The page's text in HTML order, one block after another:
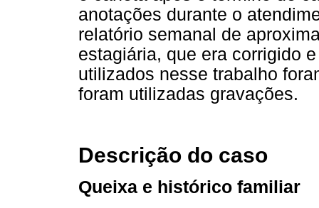
anotações durante o
relatório semanal de
estagiária, que era corrigido
utilizados nesse trabalho
foram utilizadas gravações.
Descrição do caso
Queixa e histórico familiar